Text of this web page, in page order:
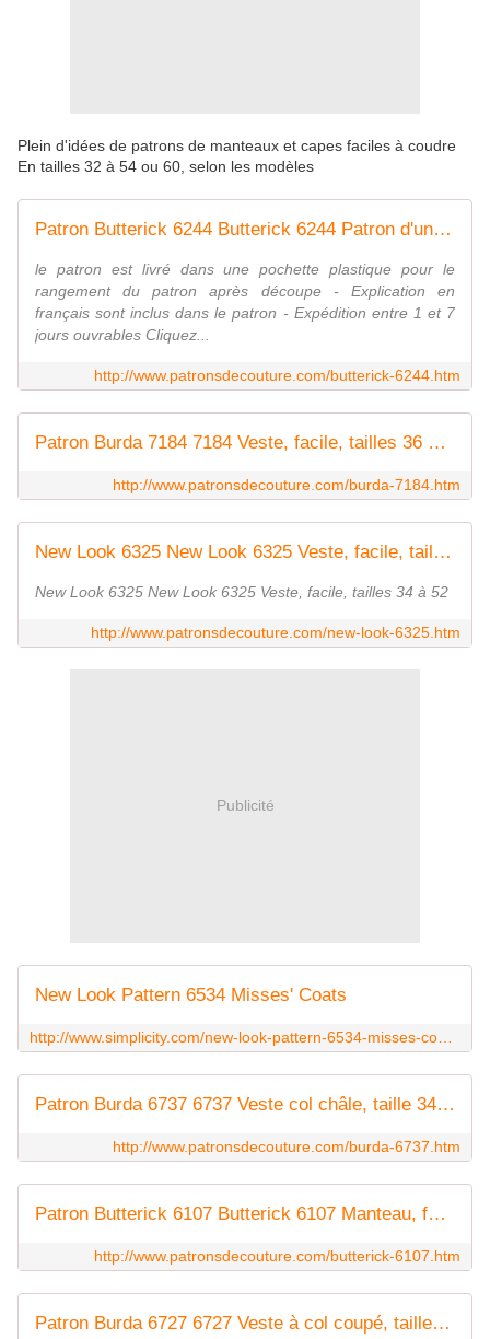
Plein d'idées de patrons de manteaux et capes faciles à coudre
En tailles 32 à 54 ou 60, selon les modèles
Patron Butterick 6244 Butterick 6244 Patron d'un ensemble de Robe et Veste, tailles 36 à 44 et 46 à 52
le patron est livré dans une pochette plastique pour le
rangement du patron après découpe - Explication en
français sont inclus dans le patron - Expédition entre 1 et 7
jours ouvrables Cliquez...
http://www.patronsdecouture.com/butterick-6244.htm
Patron Burda 7184 7184 Veste, facile, tailles 36 à 46
http://www.patronsdecouture.com/burda-7184.htm
New Look 6325 New Look 6325 Veste, facile, tailles 34 à 52
New Look 6325 New Look 6325 Veste, facile, tailles 34 à 52
http://www.patronsdecouture.com/new-look-6325.htm
Publicité
New Look Pattern 6534 Misses' Coats
Patron Burda 6737 6737 Veste col châle, taille 34 à 46
http://www.patronsdecouture.com/burda-6737.htm
Patron Butterick 6107 Butterick 6107 Manteau, facile, tailles 32 à 42 et 44 à 54
http://www.patronsdecouture.com/butterick-6107.htm
Patron Burda 6727 6727 Veste à col coupé, taille 32 à 42